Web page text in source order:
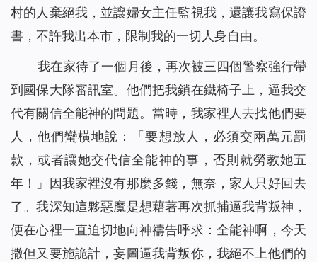
村的人棄絕我，並讓婦女主任監視我，還讓我寫保證
書，不許我出本市，限制我的一切人身自由。
我在家待了一個月後，再次被三四個警察強行帶
到國保大隊審訊室。他們把我鎖在鐵椅子上，逼我交
代有關信全能神的問題。當時，我家裡人去找他們要
人，他們蠻橫地說：「要想放人，必須交兩萬元罰
款，或者讓她交代信全能神的事，否則就勞教她五
年！」因我家裡沒有那麼多錢，無奈，家人只好回去
了。我深知這夥惡魔是想藉著再次抓捕逼我背叛神，
便在心裡一直迫切地向神禱告呼求：全能神啊，今天
撒但又要施詭計，妄圖逼我背叛你，我絕不上他們的